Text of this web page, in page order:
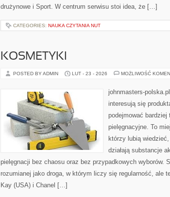
drużynowe i Sport. W centrum serwisu stoi idea, że […]
CATEGORIES: NAUKA CZYTANIA NUT
KOSMETYKI
POSTED BY ADMIN LUT - 23 - 2026 MOŻLIWOŚĆ
johnmasters-
interesują się
podejmować bardziej
pielęgnacyjne. To
którzy lubią
działają substancje
pielęgnacji bez chaosu oraz bez przypadkowych wyborów.
rozumianej jako droga, w którym liczy się regularność, ale
Kay (USA) i Chanel […]